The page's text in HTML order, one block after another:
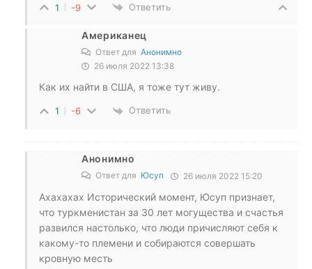
1 -9 Ответить
Американец
Ответ для Анонимно
26 июля 2022 13:38
Как их найти в США, я тоже тут живу.
1 -6 Ответить
Анонимно
Ответ для Юсуп 26 июля 2022 15:20
Ахахахах Исторический момент, Юсуп признает,
что туркменистан за 30 лет могущества и счастья
развился настолько, что люди причисляют себя к
какому-то племени и собираются совершать
кровную месть